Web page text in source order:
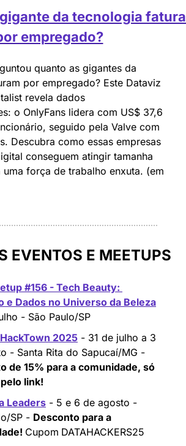
da tecnologia fatura
empregado?
quanto as gigantes da
por empregado? Este Dataviz
revela dados
o OnlyFans lidera com US$ 37,6
seguido pela Valve com
Descubra como essas empresas
conseguem atingir tamanha
força de trabalho enxuta. (em
EVENTOS E MEETUPS
#156 - Tech Beauty:
e Dados no Universo da Beleza
- São Paulo/SP
2025 - 31 de julho a 3
de 15% para a comunidade, só
link!
Leaders - 5 e 6 de agosto -
SP - Desconto para a
Cupom DATAHACKERS25